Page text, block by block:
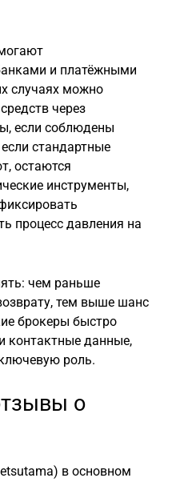
и платёжными
случаях можно
через
если соблюдены
стандартные
остаются
инструменты,
процесс давления на
чем раньше
тем выше шанс
брокеры быстро
контактные данные,
роль.
о
в основном